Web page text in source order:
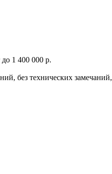
1 400 000 р.
без технических